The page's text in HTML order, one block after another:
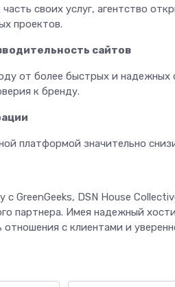
часть своих услуг, агентство
проектов.
сайтов
от более быстрых и надежных
к бренду.
платформой значительно
с GreenGeeks, DSN House
партнера. Имея надежный
отношения с клиентами и